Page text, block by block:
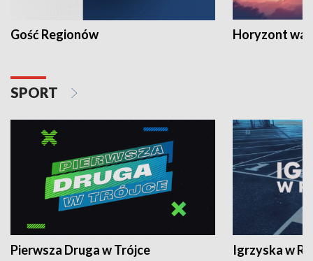
Gość Regionów Horyzont
SPORT
Pierwsza Druga w Trójce Igrzyska w